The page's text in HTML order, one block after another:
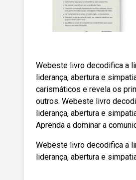
Webeste livro decodifica a
liderança, abertura e
carismáticos e revela os
outros. Webeste livro
liderança, abertura e
Aprenda a dominar a
Webeste livro decodifica a
liderança, abertura e